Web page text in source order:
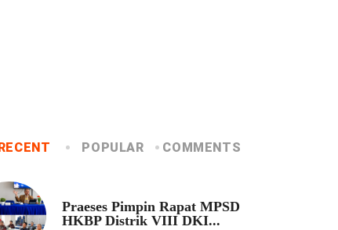
POPULAR COMMENTS
Praeses Pimpin Rapat MPSD
HKBP Distrik VIII DKI...